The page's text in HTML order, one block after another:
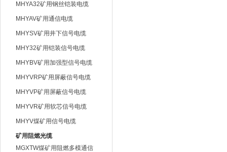
MHYA32矿用钢丝铠装电缆
MHYAV矿用通信电缆
MHYSV矿用井下信号电缆
MHY32矿用铠装信号电缆
MHYBV矿用加强型信号电缆
MHYVRP矿用屏蔽信号电缆
MHYVP矿用屏蔽信号电缆
MHYVR矿用软芯信号电缆
MHYV煤矿用信号电缆
矿用阻燃光缆
MGXTW煤矿用阻燃多模通信